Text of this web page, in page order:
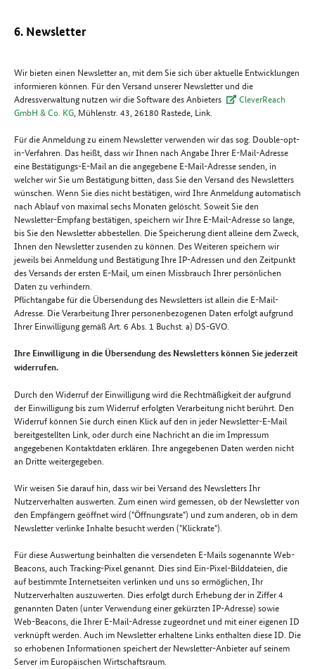
6. Newsletter
Wir bieten einen Newsletter an, mit dem Sie sich über aktuelle Entwicklungen
informieren können. Für den Versand unserer Newsletter und die
Adressverwaltung nutzen wir die Software des Anbieters
CleverReach
GmbH & Co. KG, Mühlenstr. 43, 26180 Rastede, Link.
Für die Anmeldung zu einem Newsletter verwenden wir das sog. Double-opt-
in-Verfahren. Das heißt, dass wir Ihnen nach Angabe Ihrer E-Mail-Adresse
eine Bestätigungs-E-Mail an die angegebene E-Mail-Adresse senden, in
welcher wir Sie um Bestätigung bitten, dass Sie den Versand des Newsletters
wünschen. Wenn Sie dies nicht bestätigen, wird Ihre Anmeldung automatisch
nach Ablauf von maximal sechs Monaten gelöscht. Soweit Sie den
Newsletter-Empfang bestätigen, speichern wir Ihre E-Mail-Adresse so lange,
bis Sie den Newsletter abbestellen. Die Speicherung dient alleine dem Zweck,
Ihnen den Newsletter zusenden zu können. Des Weiteren speichern wir
jeweils bei Anmeldung und Bestätigung Ihre IP-Adressen und den Zeitpunkt
des Versands der ersten E-Mail, um einen Missbrauch Ihrer persönlichen
Daten zu verhindern.
Pflichtangabe für die Übersendung des Newsletters ist allein die E-Mail-
Adresse. Die Verarbeitung Ihrer personenbezogenen Daten erfolgt aufgrund
Ihrer Einwilligung gemäß Art. 6 Abs. 1 Buchst. a) DS-GVO.
Ihre Einwilligung in die Übersendung des Newsletters können Sie jederzeit
widerrufen.
Durch den Widerruf der Einwilligung wird die Rechtmäßigkeit der aufgrund
der Einwilligung bis zum Widerruf erfolgten Verarbeitung nicht berührt. Den
Widerruf können Sie durch einen Klick auf den in jeder Newsletter-E-Mail
bereitgestellten Link, oder durch eine Nachricht an die im Impressum
angegebenen Kontaktdaten erklären. Ihre angegebenen Daten werden nicht
an Dritte weitergegeben.
Wir weisen Sie darauf hin, dass wir bei Versand des Newsletters Ihr
Nutzerverhalten auswerten. Zum einen wird gemessen, ob der Newsletter von
den Empfängern geöffnet wird ("Öffnungsrate") und zum anderen, ob in dem
Newsletter verlinke Inhalte besucht werden ("Klickrate").
Für diese Auswertung beinhalten die versendeten E-Mails sogenannte Web-
Beacons, auch Tracking-Pixel genannt. Dies sind Ein-Pixel-Bilddateien, die
auf bestimmte Internetseiten verlinken und uns so ermöglichen, Ihr
Nutzerverhalten auszuwerten. Dies erfolgt durch Erhebung der in Ziffer 4
genannten Daten (unter Verwendung einer gekürzten IP-Adresse) sowie
Web-Beacons, die Ihrer E-Mail-Adresse zugeordnet und mit einer eigenen ID
verknüpft werden. Auch im Newsletter erhaltene Links enthalten diese ID. Die
so erhobenen Informationen speichert der Newsletter-Anbieter auf seinem
Server im Europäischen Wirtschaftsraum.